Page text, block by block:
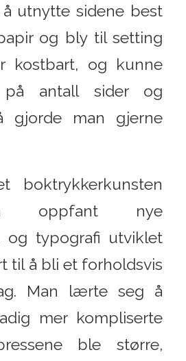
utnytte sidene best
og bly til setting
kostbart, og kunne
på antall sider og
gjorde man gjerne
boktrykkerkunsten
oppfant nye
og typografi utviklet
til å bli et forholdsvis
Man lærte seg å
mer kompliserte
ble større,